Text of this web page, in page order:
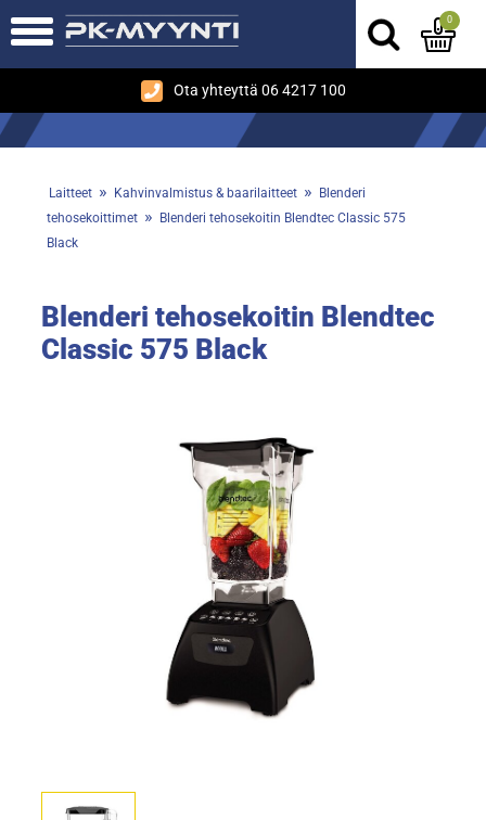
Ota yhteyttä 06 4217 100
0
Laitteet » Kahvinvalmistus & baarilaitteet »
Blenderi
tehosekoittimet »
Blenderi tehosekoitin Blendtec Classic 575
Black
Blenderi tehosekoitin Blendtec
Classic 575 Black